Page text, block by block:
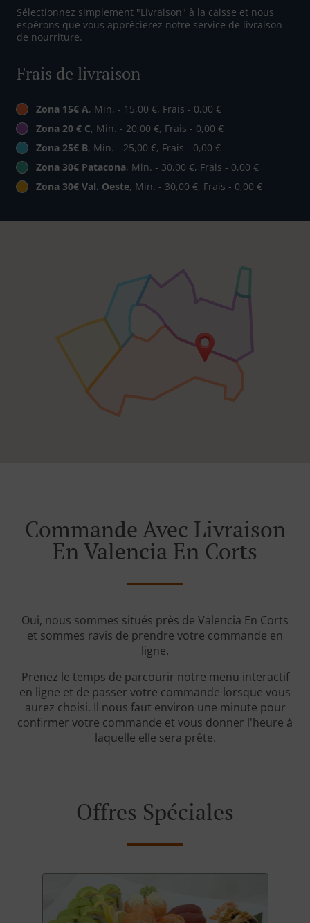
Sélectionnez simplement "Livraison" à la caisse et nous
espérons que vous apprécierez notre service de livraison
de nourriture.
Frais de livraison
Zona 15€ A, Min. - 15,00 €, Frais - 0,00 €
Zona 20 € C, Min. - 20,00 €, Frais - 0,00 €
Zona 25€ B, Min. - 25,00 €, Frais - 0,00 €
Zona 30€ Patacona, Min. - 30,00 €, Frais - 0,00 €
Zona 30€ Val. Oeste, Min. - 30,00 €, Frais - 0,00 €
Commande Avec Livraison
En Valencia En Corts
Oui, nous sommes situés près de Valencia En Corts
et sommes ravis de prendre votre commande en
ligne.
Prenez le temps de parcourir notre menu interactif
en ligne et de passer votre commande lorsque vous
aurez choisi. Il nous faut environ une minute pour
confirmer votre commande et vous donner l'heure à
laquelle elle sera prête.
Offres Spéciales